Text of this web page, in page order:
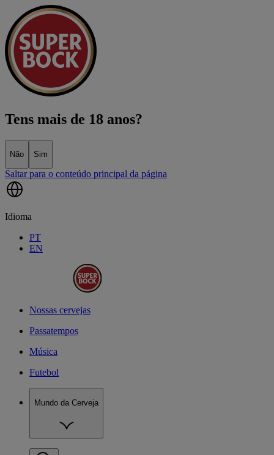
Tens mais de 18 anos?
Não Sim
Saltar para o conteúdo principal da página
Idioma
PT
EN
Nossas cervejas
Passatempos
Música
Futebol
Mundo da Cerveja